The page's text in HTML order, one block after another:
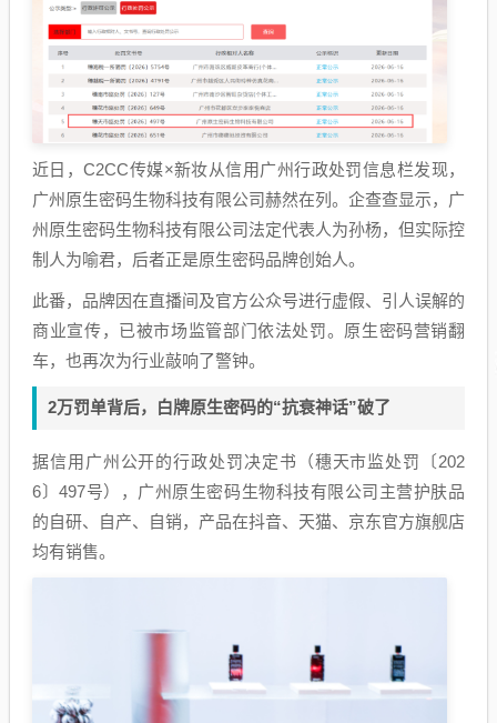
近日，C2CC传媒×新妆从信用广州行政处罚信息栏发现，
广州原生密码生物科技有限公司赫然在列。企查查显示，广
州原生密码生物科技有限公司法定代表人为孙杨，但实际控
制人为喻君，后者正是原生密码品牌创始人。
此番，品牌因在直播间及官方公众号进行虚假、引人误解的
商业宣传，已被市场监管部门依法处罚。原生密码营销翻
车，也再次为行业敲响了警钟。
2万罚单背后，白牌原生密码的“抗衰神话”破了
据信用广州公开的行政处罚决定书（穗天市监处罚〔202
6〕497号），广州原生密码生物科技有限公司主营护肤品
的自研、自产、自销，产品在抖音、天猫、京东官方旗舰店
均有销售。